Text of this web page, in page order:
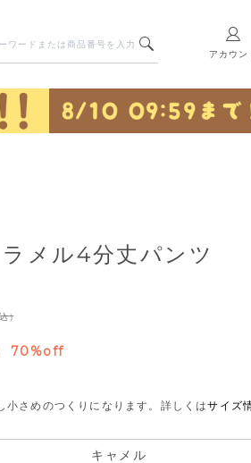
アカウン
メル4分丈パンツ
）
70%off
さめのつくりになります。 詳しくはサイズ
キャメル